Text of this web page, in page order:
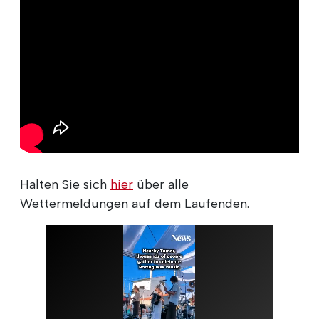
Halten Sie sich hier über alle
Wettermeldungen auf dem Laufenden.